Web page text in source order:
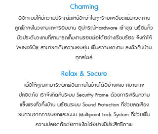
Charming
ออกแบบให้มีความปราณีตเหนือกว่าในทุกรายละเอียดเพิ่มลวดลาย
ลูกฟักลงในวงกบและกรอบบาน อุปกรณ์Hardware เข้าชุด พร้อมคิ้ว
บัวประดับวงกบที่สามารถเก็บงานรอยต่อได้อย่างเรียบร้อย จึงทำให้
WINDSOR สามารถเติมความอบอุ่น เพิ่มความงดงาม ลงตัวกับบ้าน
ทุกสไตล์
Relax & Secure
เพื่อให้คุณสามารถพักผ่อนภายในบ้านได้อย่างสงบ สบายและ
ปลอดภัย เราจึงคิดค้นระบบ Security Frame ด้วยการเสริมความ
แข็งแรงทั่วทั้งบ้าน พร้อมระบบ Sound Protection ที่ช่วยลดเสียง
รบกวนจากภายนอกและระบบ Multipoint Lock System ที่ช่วยเพิ่ม
ความปลอดภัยต่อการงัดได้อย่างมีประสิทธิภาพ